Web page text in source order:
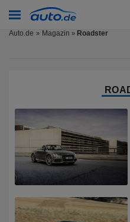
Auto.de Magazin » Roadster